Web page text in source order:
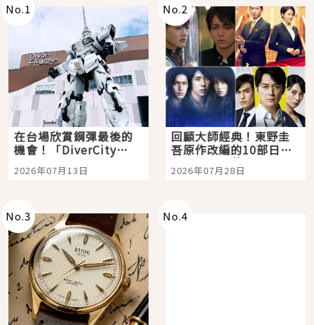
No.1
在台場欣賞鋼彈最後的
機會！「DiverCity
Tokyo Plaza」搭船、
購物、美食及夜景，一
2026年07月13日
No.2
回顧大師經典！東野圭
吾原作改編的10部日本
影視作品推薦
2026年07月28日
No.3 No.4